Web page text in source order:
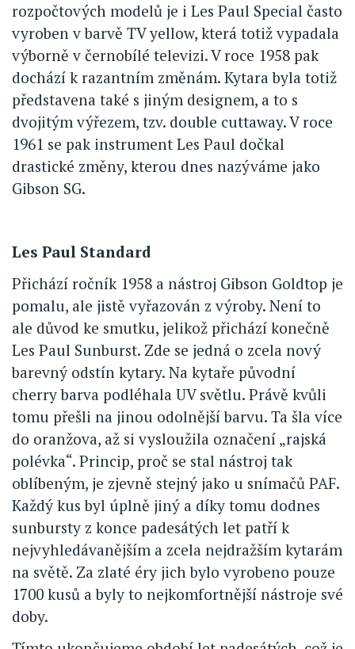
rozpočtových modelů je i Les Paul Special často
vyroben v barvě TV yellow, která totiž vypadala
výborně v černobílé televizi. V roce 1958 pak
dochází k razantním změnám. Kytara byla totiž
představena také s jiným designem, a to s
dvojitým výřezem, tzv. double cuttaway. V roce
1961 se pak instrument Les Paul dočkal
drastické změny, kterou dnes nazýváme jako
Gibson SG.
Les Paul Standard
Přichází ročník 1958 a nástroj Gibson Goldtop je
pomalu, ale jistě vyřazován z výroby. Není to
ale důvod ke smutku, jelikož přichází konečně
Les Paul Sunburst. Zde se jedná o zcela nový
barevný odstín kytary. Na kytaře původní
cherry barva podléhala UV světlu. Právě kvůli
tomu přešli na jinou odolnější barvu. Ta šla více
do oranžova, až si vysloužila označení „rajská
polévka“. Princip, proč se stal nástroj tak
oblíbeným, je zjevně stejný jako u snímačů PAF.
Každý kus byl úplně jiný a díky tomu dodnes
sunbursty z konce padesátých let patří k
nejvyhledávanějším a zcela nejdražším kytarám
na světě. Za zlaté éry jich bylo vyrobeno pouze
1700 kusů a byly to nejkomfortnější nástroje své
doby.